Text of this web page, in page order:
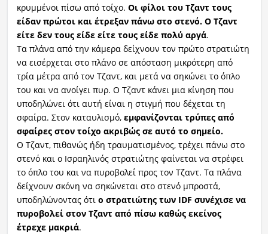
κρυμμένοι πίσω από τοίχο. Οι φίλοι του Τζαντ τους
είδαν πρώτοι και έτρεξαν πάνω στο στενό. Ο Τζαντ
είτε δεν τους είδε είτε τους είδε πολύ αργά.
Τα πλάνα από την κάμερα δείχνουν τον πρώτο στρατιώτη
να εισέρχεται στο πλάνο σε απόσταση μικρότερη από
τρία μέτρα από τον Τζαντ, και μετά να σηκώνει το όπλο
του και να ανοίγει πυρ. Ο Τζαντ κάνει μια κίνηση που
υποδηλώνει ότι αυτή είναι η στιγμή που δέχεται τη
σφαίρα. Στον καταυλισμό, εμφανίζονται τρύπες από
σφαίρες στον τοίχο ακριβώς σε αυτό το σημείο.
Ο Τζαντ, πιθανώς ήδη τραυματισμένος, τρέχει πάνω στο
στενό και ο Ισραηλινός στρατιώτης φαίνεται να στρέφει
το όπλο του και να πυροβολεί προς τον Τζαντ. Τα πλάνα
δείχνουν σκόνη να σηκώνεται στο στενό μπροστά,
υποδηλώνοντας ότι ο στρατιώτης των IDF συνέχισε να
πυροβολεί στον Τζαντ από πίσω καθώς εκείνος
έτρεχε μακριά.